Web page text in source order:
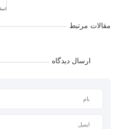
مقالات مرتبط
ارسال دیدگاه